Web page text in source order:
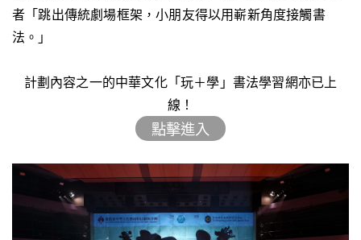
者「跳出傳統劇場框架，小朋友得以用嶄新角度接觸書
法。 」
計劃內容之一的中華文化「玩＋學」書法學習網亦已上
線！
點擊進入